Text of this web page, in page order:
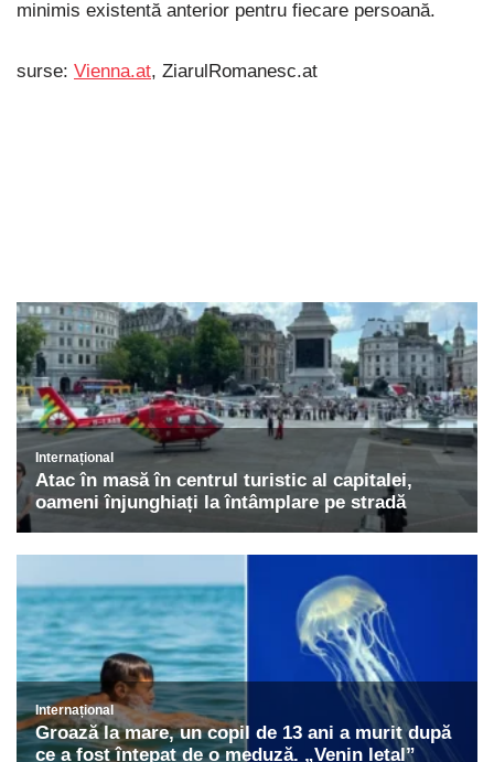
minimis existentă anterior pentru fiecare persoană.
surse: Vienna.at, ZiarulRomanesc.at